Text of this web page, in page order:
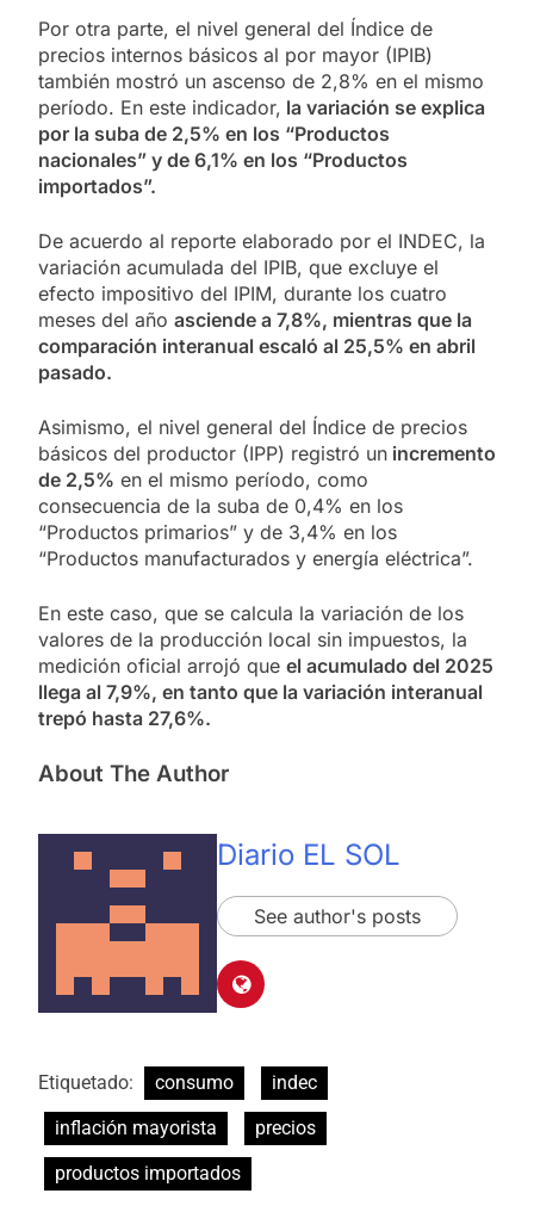
Por otra parte, el nivel general del Índice de
precios internos básicos al por mayor (IPIB)
también mostró un ascenso de 2,8% en el mismo
período. En este indicador, la variación se explica
por la suba de 2,5% en los “Productos
nacionales” y de 6,1% en los “Productos
importados”.
De acuerdo al reporte elaborado por el INDEC, la
variación acumulada del IPIB, que excluye el
efecto impositivo del IPIM, durante los cuatro
meses del año asciende a 7,8%, mientras que la
comparación interanual escaló al 25,5% en abril
pasado.
Asimismo, el nivel general del Índice de precios
básicos del productor (IPP) registró un incremento
de 2,5% en el mismo período, como
consecuencia de la suba de 0,4% en los
“Productos primarios” y de 3,4% en los
“Productos manufacturados y energía eléctrica”.
En este caso, que se calcula la variación de los
valores de la producción local sin impuestos, la
medición oficial arrojó que el acumulado del 2025
llega al 7,9%, en tanto que la variación interanual
trepó hasta 27,6%.
About The Author
Diario EL SOL
See author's posts
Etiquetado: consumo
indec
inflación mayorista
precios
productos importados